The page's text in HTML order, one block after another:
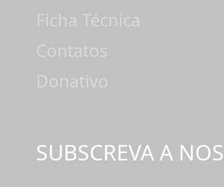
Ficha Técnica
Contatos
Donativo
SUBSCREVA A